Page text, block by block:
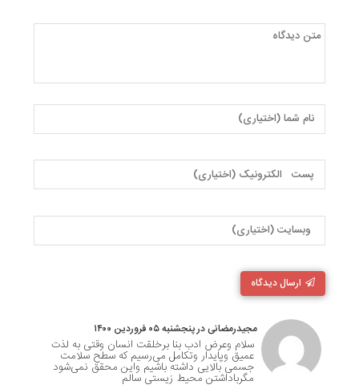
ارسال دیدگاه
مجیدرمضانی در پنجشنبه ۰۵ فروردین ۱۴۰۰
سلام وعرض ادب بنا برخلقت انسان وقتی به لذت
عمیق وپایدار وتکامل می‌رسیم که سطح سلامت
جسمی بالایی داشته باشیم واین محقق نمی‌شود
مگرباداشتن محیط زیستی سالم